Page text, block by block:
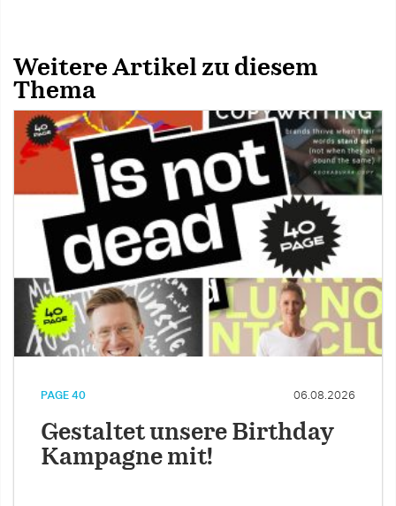
Weitere Artikel zu diesem
Thema
PAGE 40 06.08.2026
Gestaltet unsere Birthday
Kampagne mit!